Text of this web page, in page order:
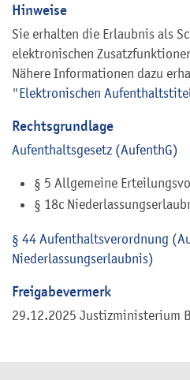
Hinweise
Sie erhalten die Erlaubnis als
elektronischen
Nähere Informationen dazu
"Elektronischen
Rechtsgrundlage
Aufenthaltsgesetz (AufenthG)
§ 5 Allgemeine
§ 18c
§ 44 Aufenthaltsverordnung
Niederlassungserlaubnis)
Freigabevermerk
29.12.2025 Justizministerium